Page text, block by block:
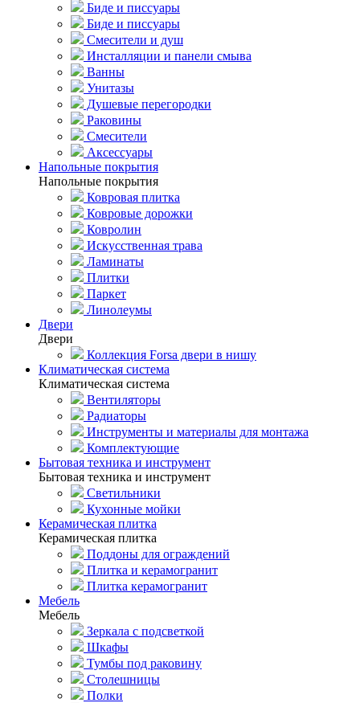
Биде и писсуары
Биде и писсуары
Смесители и душ
Инсталляции и панели смыва
Ванны
Унитазы
Душевые перегородки
Раковины
Смесители
Аксессуары
Напольные покрытия
Напольные покрытия
Ковровая плитка
Ковровые дорожки
Ковролин
Искусственная трава
Ламинаты
Плитки
Паркет
Линолеумы
Двери
Двери
Коллекция Forsa двери в нишу
Климатическая система
Климатическая система
Вентиляторы
Радиаторы
Инструменты и материалы для монтажа
Комплектующие
Бытовая техника и инструмент
Бытовая техника и инструмент
Светильники
Кухонные мойки
Керамическая плитка
Керамическая плитка
Поддоны для ограждений
Плитка и керамогранит
Плитка керамогранит
Мебель
Мебель
Зеркала с подсветкой
Шкафы
Тумбы под раковину
Столешницы
Полки